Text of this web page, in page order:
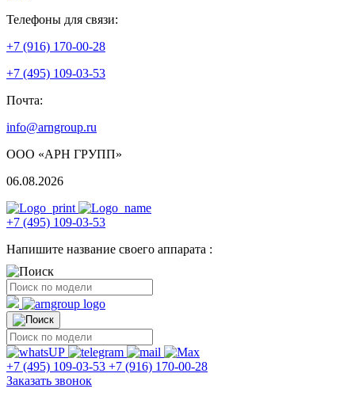
Телефоны для связи:
+7 (916) 170-00-28
+7 (495) 109-03-53
Почта:
info@arngroup.ru
ООО «АРН ГРУПП»
06.08.2026
+7 (495) 109-03-53
Напишите название своего аппарата :
+7 (495) 109-03-53 +7 (916) 170-00-28
Заказать звонок